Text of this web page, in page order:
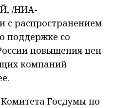
/НИА-
с распространением
поддержке со
повышения цен
компаний
Госдумы по